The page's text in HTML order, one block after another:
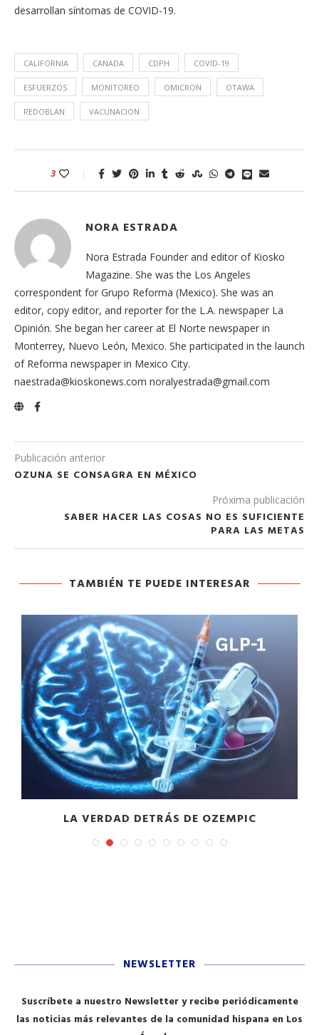
desarrollan síntomas de COVID-19.
CALIFORNIA CANADA CDPH COVID-19
ESFUERZOS MONITOREO OMICRON OTAWA
REDOBLAN VACUNACION
3
NORA ESTRADA
Nora Estrada Founder and editor of Kiosko
Magazine. She was the Los Angeles
correspondent for Grupo Reforma (Mexico). She was an
editor, copy editor, and reporter for the L.A. newspaper La
Opinión. She began her career at El Norte newspaper in
Monterrey, Nuevo León, Mexico. She participated in the launch
of Reforma newspaper in Mexico City.
naestrada@kioskonews.com noralyestrada@gmail.com
Publicación anterior
OZUNA SE CONSAGRA EN MÉXICO
Próxima publicación
SABER HACER LAS COSAS NO ES SUFICIENTE
PARA LAS METAS
TAMBIÉN TE PUEDE INTERESAR
LA VERDAD DETRÁS DE OZEMPIC
NEWSLETTER
Suscríbete a nuestro Newsletter y recibe periódicamente
las noticias más relevantes de la comunidad hispana en Los